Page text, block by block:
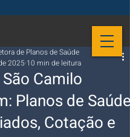
Camilo
Planos de Saúde
Cotação e
de Planos de Saúde
2025 10 min de leitura